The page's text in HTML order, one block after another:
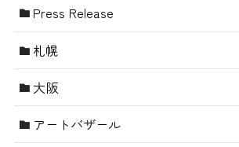
Press Release
札幌
大阪
アートバザール